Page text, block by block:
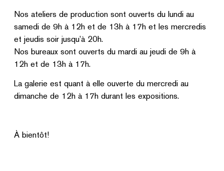
Nos ateliers de production sont ouverts du lundi au
samedi de 9h à 12h et de 13h à 17h et les mercredis
et jeudis soir jusqu’à 20h.
Nos bureaux sont ouverts du mardi au jeudi de 9h à
12h et de 13h à 17h.
La galerie est quant à elle ouverte du mercredi au
dimanche de 12h à 17h durant les expositions.
À bientôt!